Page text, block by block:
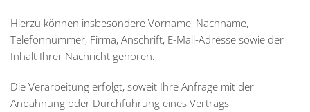
Hierzu können insbesondere Vorname, Nachname,
Telefonnummer, Firma, Anschrift, E-Mail-Adresse sowie der
Inhalt Ihrer Nachricht gehören.
Die Verarbeitung erfolgt, soweit Ihre Anfrage mit der
Anbahnung oder Durchführung eines Vertrags